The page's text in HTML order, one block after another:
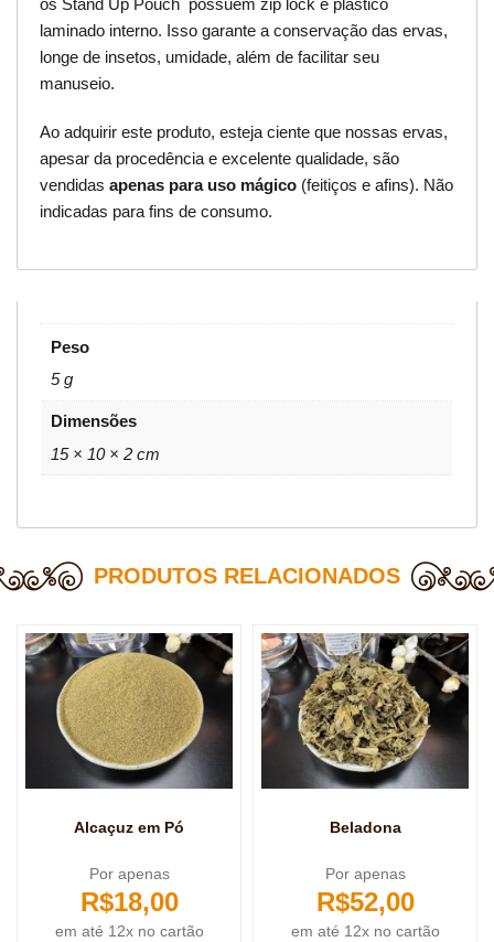
os Stand Up Pouch possuem zip lock e plástico
laminado interno. Isso garante a conservação das ervas,
longe de insetos, umidade, além de facilitar seu
manuseio.
Ao adquirir este produto, esteja ciente que nossas ervas,
apesar da procedência e excelente qualidade, são
vendidas apenas para uso mágico (feitiços e afins). Não
indicadas para fins de consumo.
Peso
5 g
Dimensões
15 × 10 × 2 cm
PRODUTOS RELACIONADOS
Alcaçuz em Pó
Por apenas
R$18,00
em até 12x no cartão
Beladona
Por apenas
R$52,00
em até 12x no cartão